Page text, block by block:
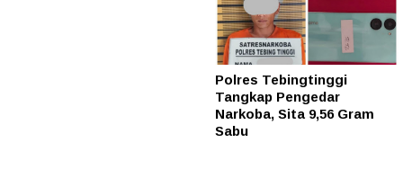
Polres Tebingtinggi
Tangkap Pengedar
Narkoba, Sita 9,56 Gram
Sabu